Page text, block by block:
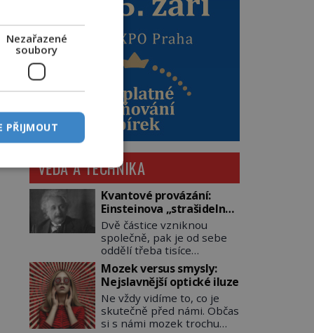
VĚDA A TECHNIKA
Kvantové provázání:
Einsteinova „strašidelná
akce na dálku“ dál mate i
fascinuje vědce
Dvě částice vzniknou
společně, pak je od sebe
oddělí třeba tisíce
kilometrů. Přesto se při
měření chovají, jako by
mezi nimi existovalo
neviditelné pouto. Albert
Einstein tomu s jistou
dávkou ironie říká
Mozek versus smysly:
Nejslavnější optické iluze
Ne vždy vidíme to, co je
skutečně před námi. Občas
si s námi mozek trochu
Nezařazené
soubory
PŘIJMOUT